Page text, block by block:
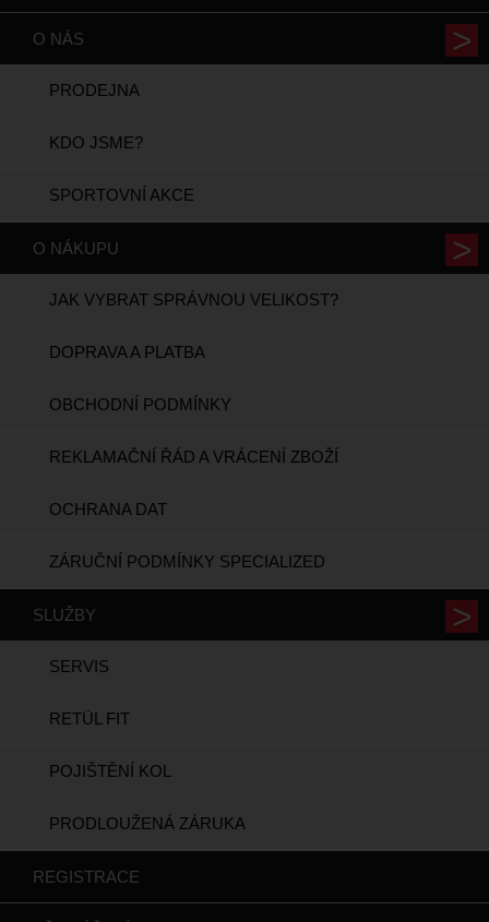
O NÁS
PRODEJNA
KDO JSME?
SPORTOVNÍ AKCE
O NÁKUPU
JAK VYBRAT SPRÁVNOU VELIKOST?
DOPRAVA A PLATBA
OBCHODNÍ PODMÍNKY
REKLAMAČNÍ ŘÁD A VRÁCENÍ ZBOŽÍ
OCHRANA DAT
ZÁRUČNÍ PODMÍNKY SPECIALIZED
SLUŽBY
SERVIS
RETÜL FIT
POJIŠTĚNÍ KOL
PRODLOUŽENÁ ZÁRUKA
REGISTRACE